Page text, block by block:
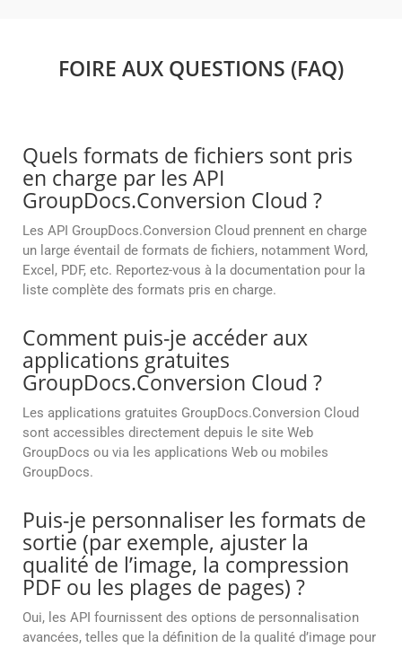
FOIRE AUX QUESTIONS (FAQ)
Quels formats de fichiers sont pris
en charge par les API
GroupDocs.Conversion Cloud ?
Les API GroupDocs.Conversion Cloud prennent en charge
un large éventail de formats de fichiers, notamment Word,
Excel, PDF, etc. Reportez-vous à la documentation pour la
liste complète des formats pris en charge.
Comment puis-je accéder aux
applications gratuites
GroupDocs.Conversion Cloud ?
Les applications gratuites GroupDocs.Conversion Cloud
sont accessibles directement depuis le site Web
GroupDocs ou via les applications Web ou mobiles
GroupDocs.
Puis-je personnaliser les formats de
sortie (par exemple, ajuster la
qualité de l’image, la compression
PDF ou les plages de pages) ?
Oui, les API fournissent des options de personnalisation
avancées, telles que la définition de la qualité d’image pour